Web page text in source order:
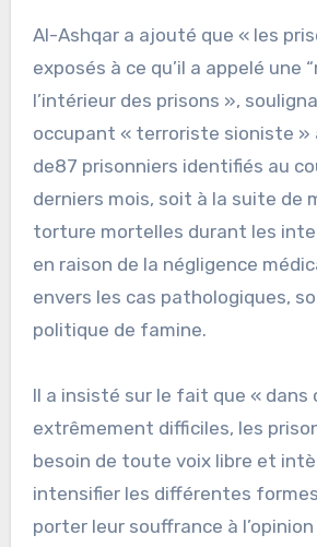
Al-Ashqar a ajouté que « les
exposés à ce qu’il a appelé une
l’intérieur des prisons »,
occupant « terroriste sioniste »
de87 prisonniers identifiés au
derniers mois, soit à la suite de
torture mortelles durant les
en raison de la négligence
envers les cas pathologiques,
politique de famine.
Il a insisté sur le fait que « dans
extrêmement difficiles, les
besoin de toute voix libre et
intensifier les différentes
porter leur souffrance à